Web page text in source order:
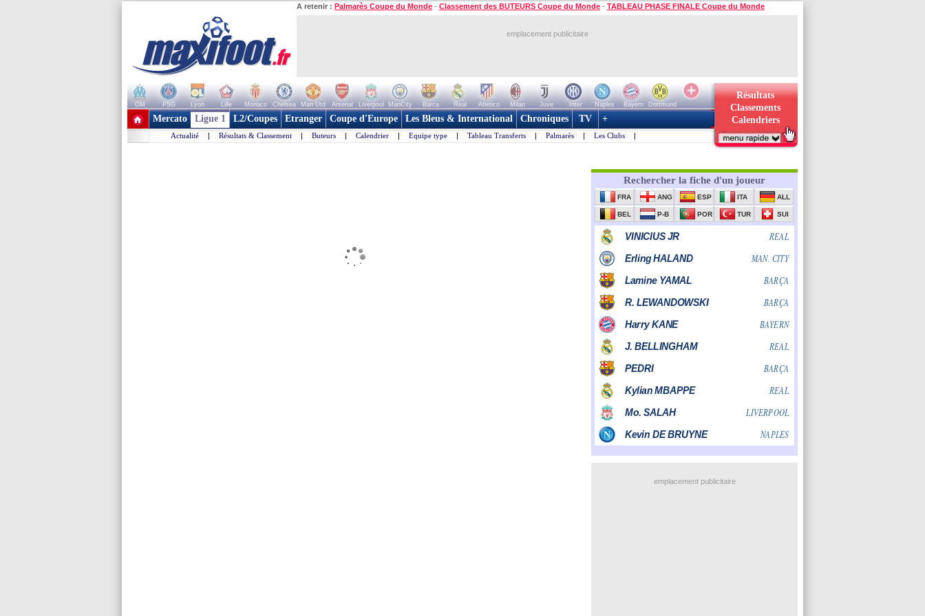
A retenir : Palmarès Coupe du Monde - Classement des BUTEURS Coupe du Monde - TABLEAU PHASE FINALE Coupe du Monde
emplacement publicitaire
OM PSG Lyon Lille Monaco Chelsea Man Utd Arsenal Liverpool ManCity Barca Real Atletico Milan Juve Inter Naples Bayern
Dortmund
+ de clubs
Résultats
Classements
Calendriers
Mercato Ligue 1 L2/Coupes Etranger Coupe d'Europe Les Bleus & International Chroniques TV +
Actualité | Résultats & Classement | Buteurs | Calendrier | Equipe type | Tableau Transferts | Palmarès | Les Clubs |
emplacement publicitaire